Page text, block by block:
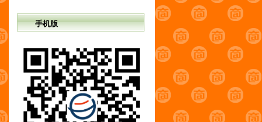
手机版